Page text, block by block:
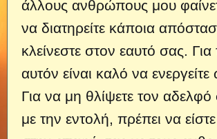
άλλους ανθρώπους μου
να διατηρείτε κάποια
κλείνεστε στον εαυτό σας.
αυτόν είναι καλό να ενεργείτε
Για να μη θλίψετε τον
με την εντολή, πρέπει να